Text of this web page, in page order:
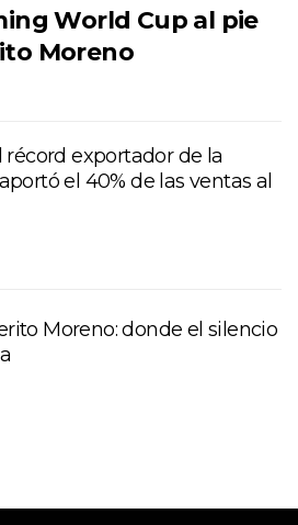
World Cup al pie
Moreno
récord exportador de la
el 40% de las ventas al
Moreno: donde el silencio